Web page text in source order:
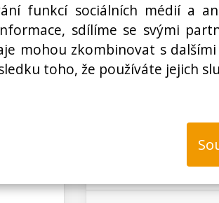
funkcí sociálních médií a
sdílíme se svými
mohou zkombinovat s
toho, že používáte jejich
kovový 9178005382
BEKO,
WHIRLPOOL,
02269A SAMSUNG,